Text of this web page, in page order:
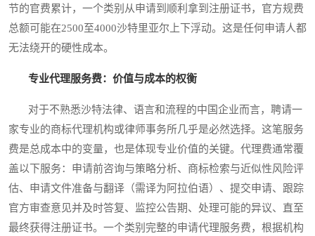
节的官费累计，一个类别从申请到顺利拿到注册证书，官方规费
总额可能在2500至4000沙特里亚尔上下浮动。这是任何申请人都
无法绕开的硬性成本。
专业代理服务费：价值与成本的权衡
对于不熟悉沙特法律、语言和流程的中国企业而言，聘请一
家专业的商标代理机构或律师事务所几乎是必然选择。这笔服务
费是总成本中的变量，也是体现专业价值的关键。代理费通常覆
盖以下服务：申请前咨询与策略分析、商标检索与近似性风险评
估、申请文件准备与翻译（需译为阿拉伯语）、提交申请、跟踪
官方审查意见并及时答复、监控公告期、处理可能的异议、直至
最终获得注册证书。一个类别完整的申请代理服务费，根据机构